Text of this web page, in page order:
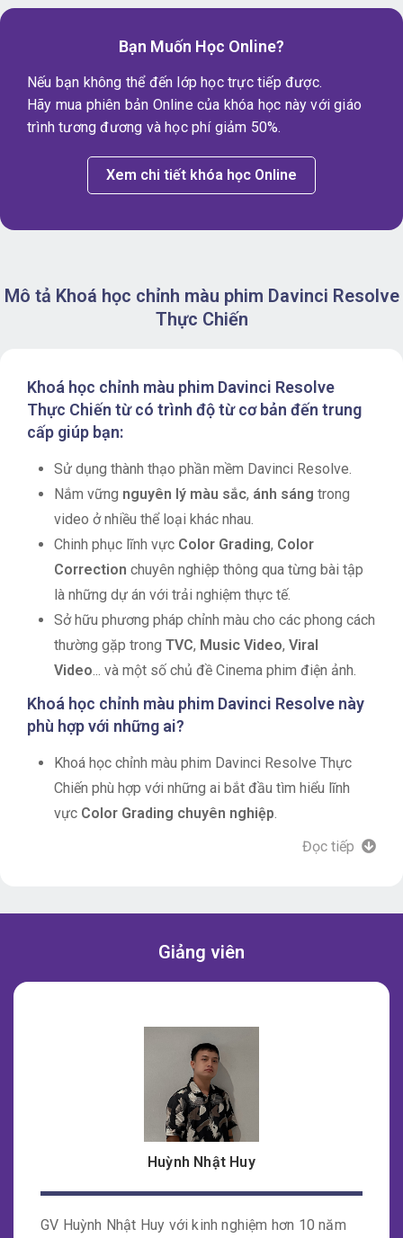
Bạn Muốn Học Online?
Nếu bạn không thể đến lớp học trực tiếp được.
Hãy mua phiên bản Online của khóa học này với giáo
trình tương đương và học phí giảm 50%.
Xem chi tiết khóa học Online
Mô tả Khoá học chỉnh màu phim Davinci Resolve
Thực Chiến
Khoá học chỉnh màu phim Davinci Resolve
Thực Chiến từ có trình độ từ cơ bản đến trung
cấp giúp bạn:
Sử dụng thành thạo phần mềm Davinci Resolve.
Nắm vững nguyên lý màu sắc, ánh sáng trong
video ở nhiều thể loại khác nhau.
Chinh phục lĩnh vực Color Grading, Color
Correction chuyên nghiệp thông qua từng bài tập
là những dự án với trải nghiệm thực tế.
Sở hữu phương pháp chỉnh màu cho các phong cách
thường gặp trong TVC, Music Video, Viral
Video... và một số chủ đề Cinema phim điện ảnh.
Khoá học chỉnh màu phim Davinci Resolve này
phù hợp với những ai?
Khoá học chỉnh màu phim Davinci Resolve Thực
Chiến phù hợp với những ai bắt đầu tìm hiểu lĩnh
vực Color Grading chuyên nghiệp.
Khóa học cũng phù hợp với những ai muốn ứng
Nếu bạn là một Video Editor, Director hay một
Video Creator thì bạn nên học khoá học này vì phần
mềm Davinci Resolve là phần mềm số 1 cho tác vụ
*Khoá học yêu cầu học viên có kiến thức cơ bản về
dựng phim hoặc đã tham giakhóa học dựng phim
tại Keyframe.
Đọc tiếp
Giảng viên
Huỳnh Nhật Huy
GV Huỳnh Nhật Huy với kinh nghiệm hơn 10 năm